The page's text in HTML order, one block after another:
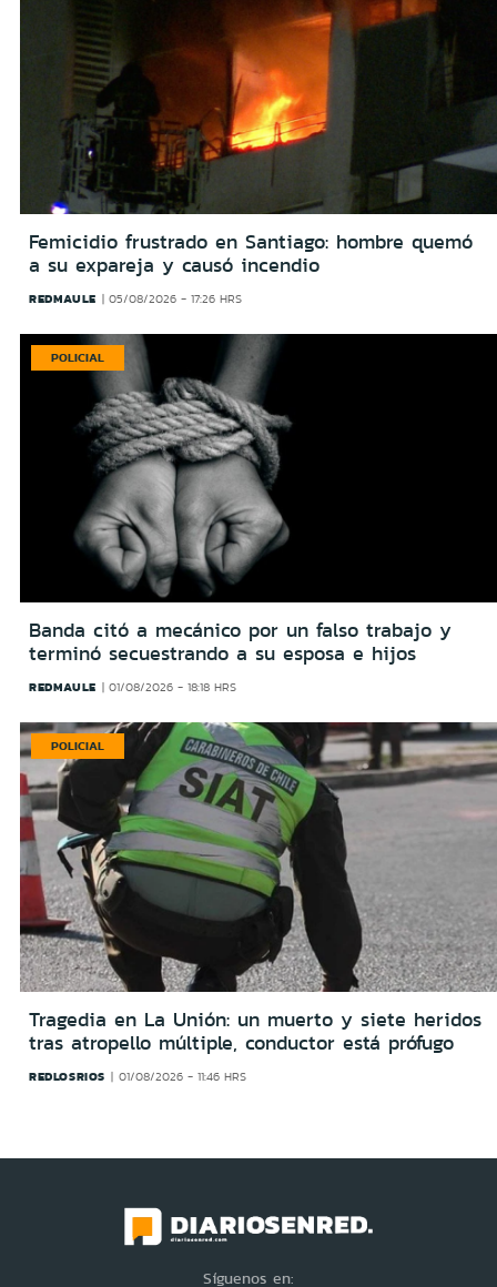
Femicidio frustrado en Santiago: hombre quemó
a su expareja y causó incendio
REDMAULE 05/08/2026 - 17:26 HRS
POLICIAL
Banda citó a mecánico por un falso trabajo y
terminó secuestrando a su esposa e hijos
REDMAULE 01/08/2026 - 18:18 HRS
POLICIAL
Tragedia en La Unión: un muerto y siete heridos
tras atropello múltiple, conductor está prófugo
REDLOSRIOS 01/08/2026 - 11:46 HRS
Síguenos en: